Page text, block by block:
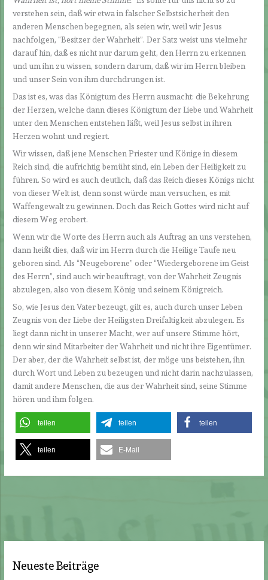
verstehen sein, daß wir etwa in falscher Selbstsicherheit den
anderen Menschen begegnen, als seien wir, weil wir Jesus
nachfolgen, “Besitzer der Wahrheit”. Der Satz weist uns vielmehr
darauf hin, daß es nicht nur darum geht, den Herrn zu erkennen
und um ihn zu wissen, sondern darum, daß wir im Herrn bleiben
und unser Sein von ihm durchdrungen ist.
Das ist es, was das Königtum des Herrn ausmacht: die Bekehrung
der Herzen, welche dann dieses Königtum der Liebe und Wahrheit
unter den Menschen entstehen läßt, weil Jesus selbst in ihren
Herzen wohnt und regiert.
Wir wissen, daß jene Menschen Priester und Könige in diesem
Reich sind, die aufrichtig bemüht sind, ein Leben der Heiligkeit zu
führen. So wird es auch deutlich, daß das Reich dieses Königs nicht
von dieser Welt ist, denn sonst würde man versuchen, es mit
Waffengewalt zu gewinnen. Doch das Reich Gottes wird nicht auf
diesem Weg erobert.
Wenn wir die Worte des Herrn auch als Auftrag an uns verstehen,
dann heißt dies, daß wir im Herrn durch die Heilige Taufe neu
geboren sind. Als “Neugeborene” oder “Wiedergeborene im Geist
des Herrn”, sind auch wir beauftragt, von der Wahrheit Zeugnis
abzulegen, also von diesem König und seinem Königreich.
So, wie Jesus den Vater bezeugt, gilt es, auch durch unser Leben
Zeugnis von der Liebe der Heiligsten Dreifaltigkeit abzulegen. Es
liegt dann nicht in unserer Macht, wer auf unsere Stimme hört,
denn wir sind Mitarbeiter der Wahrheit und nicht ihre Eigentümer.
Der aber, der die Wahrheit selbst ist, der möge uns beistehen, ihn
durch Wort und Leben zu bezeugen und nicht darin nachzulassen,
damit andere Menschen, die aus der Wahrheit sind, seine Stimme
hören und ihm folgen.
teilen teilen teilen
teilen E-Mail
Neueste Beiträge